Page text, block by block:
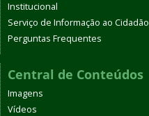
Institucional
Serviço de Informação ao Cidadão
Perguntas Frequentes
Central de Conteúdos
Imagens
Vídeos